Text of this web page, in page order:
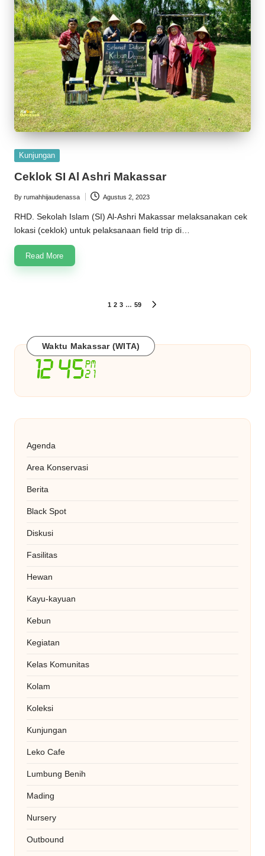
Posted
Kunjungan
Ceklok SI Al Ashri Makassar
Posted
by
By rumahhijaudenassa Agustus 2, 2023
RHD. Sekolah Islam (SI) Al-Ashri Makassar melaksanakan cek
lokasi (ceklok) untuk pelaksanaan field trip di…
Read More
1 2 3 … 59
Waktu Makassar (WITA)
Agenda
Area Konservasi
Berita
Black Spot
Diskusi
Fasilitas
Hewan
Kayu-kayuan
Kebun
Kegiatan
Kelas Komunitas
Kolam
Koleksi
Kunjungan
Leko Cafe
Lumbung Benih
Mading
Nursery
Outbound